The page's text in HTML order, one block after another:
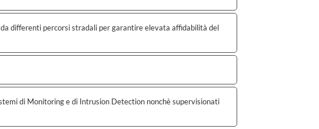
differenti percorsi stradali per garantire elevata affidabilità del
di Monitoring e di Intrusion Detection nonchè supervisionati